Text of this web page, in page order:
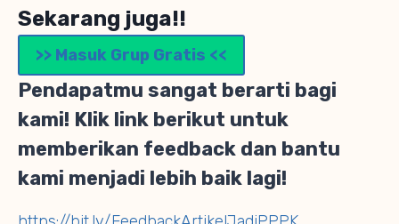
Sekarang juga!!
>> Masuk Grup Gratis <<
Pendapatmu sangat berarti bagi
kami! Klik link berikut untuk
memberikan feedback dan bantu
kami menjadi lebih baik lagi!